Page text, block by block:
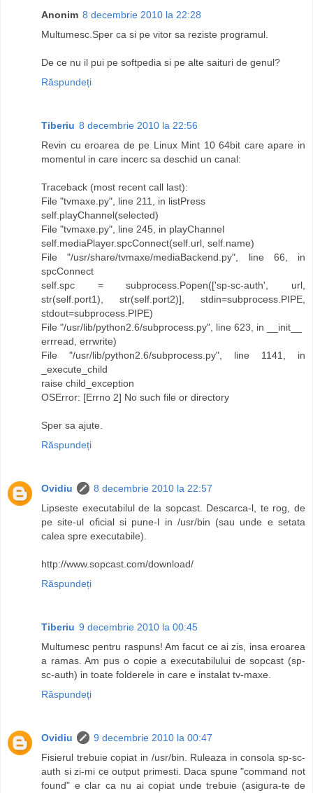
Anonim 8 decembrie 2010 la 22:28
Multumesc.Sper ca si pe vitor sa reziste programul.
De ce nu il pui pe softpedia si pe alte saituri de genul?
Răspundeți
Tiberiu 8 decembrie 2010 la 22:56
Revin cu eroarea de pe Linux Mint 10 64bit care apare in
momentul in care incerc sa deschid un canal:
Traceback (most recent call last):
File "tvmaxe.py", line 211, in listPress
self.playChannel(selected)
File "tvmaxe.py", line 245, in playChannel
self.mediaPlayer.spcConnect(self.url, self.name)
File "/usr/share/tvmaxe/mediaBackend.py", line 66, in
spcConnect
self.spc = subprocess.Popen(['sp-sc-auth', url,
str(self.port1), str(self.port2)], stdin=subprocess.PIPE,
stdout=subprocess.PIPE)
File "/usr/lib/python2.6/subprocess.py", line 623, in __init__
errread, errwrite)
File "/usr/lib/python2.6/subprocess.py", line 1141, in
_execute_child
raise child_exception
OSError: [Errno 2] No such file or directory
Sper sa ajute.
Răspundeți
Ovidiu
8 decembrie 2010 la 22:57
Lipseste executabilul de la sopcast. Descarca-l, te rog, de
pe site-ul oficial si pune-l in /usr/bin (sau unde e setata
calea spre executabile).
http://www.sopcast.com/download/
Răspundeți
Tiberiu 9 decembrie 2010 la 00:45
Multumesc pentru raspuns! Am facut ce ai zis, insa eroarea
a ramas. Am pus o copie a executabilului de sopcast (sp-
sc-auth) in toate folderele in care e instalat tv-maxe.
Răspundeți
Ovidiu
9 decembrie 2010 la 00:47
Fisierul trebuie copiat in /usr/bin. Ruleaza in consola sp-sc-
auth si zi-mi ce output primesti. Daca spune "command not
found" e clar ca nu ai copiat unde trebuie (asigura-te de